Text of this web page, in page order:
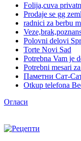
Folija,cuva
Prodaje se gg
radnici za berbu
Polovni delovi
Torte Novi Sad
Potrebna Vam je
Potrebni mesari
Паметни Сат-
Otkup telefona
Огласи